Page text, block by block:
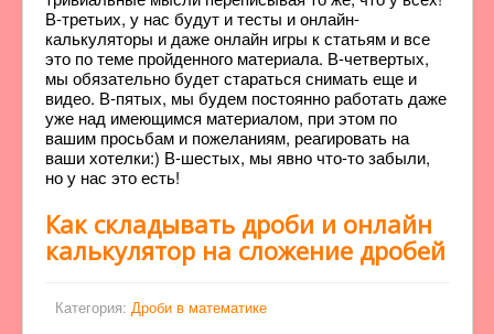
В-третьих, у нас будут и тесты и онлайн-
калькуляторы и даже онлайн игры к статьям и все
это по теме пройденного материала. В-четвертых,
мы обязательно будет стараться снимать еще и
видео. В-пятых, мы будем постоянно работать даже
уже над имеющимся материалом, при этом по
вашим просьбам и пожеланиям, реагировать на
ваши хотелки:) В-шестых, мы явно что-то забыли,
но у нас это есть!
Как складывать дроби и онлайн
калькулятор на сложение дробей
Категория: Дроби в математике